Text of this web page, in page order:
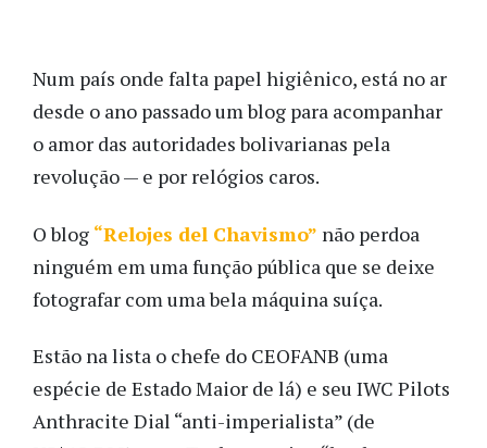
Num país onde falta papel higiênico, está no ar
desde o ano passado um blog para acompanhar
o amor das autoridades bolivarianas pela
revolução — e por relógios caros.
O blog “Relojes del Chavismo” não perdoa
ninguém em uma função pública que se deixe
fotografar com uma bela máquina suíça.
Estão na lista o chefe do CEOFANB (uma
espécie de Estado Maior de lá) e seu IWC Pilots
Anthracite Dial “anti-imperialista” (de